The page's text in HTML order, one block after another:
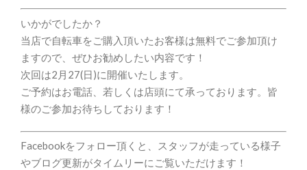
いかがでしたか？
当店で自転車をご購入頂いたお客様は無料でご参加頂け
ますので、ぜひお勧めしたい内容です！
次回は2月27(日)に開催いたします。
ご予約はお電話、若しくは店頭にて承っております。皆
様のご参加お待ちしております！
Facebookをフォロー頂くと、スタッフが走っている様子
やブログ更新がタイムリーにご覧いただけます！